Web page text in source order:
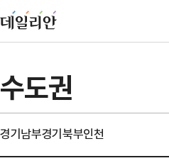
수도권
경기남부경기북부인천